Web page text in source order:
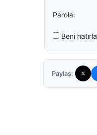
Parola:
Beni hatırla
Paylaş: